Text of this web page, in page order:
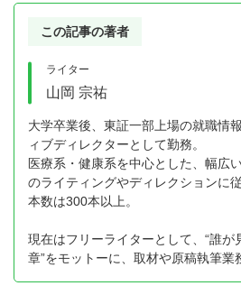
この記事の著者
ライター
山岡 宗祐
大学卒業後、東証一部上場の就職情
ィブディレクターとして勤務。
医療系・健康系を中心とした、幅広
のライティングやディレクションに
本数は300本以上。
現在はフリーライターとして、“誰が
章”をモットーに、取材や原稿執筆業